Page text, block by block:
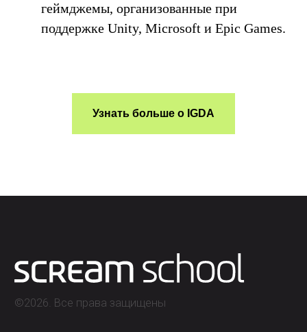
геймджемы, организованные при
поддержке Unity, Microsoft и Epic Games.
Узнать больше о IGDA
Центр дизайна Artplay
105120, Москва, ул. Нижняя Сыромятническая,
10, стр. 4, вход 4а
АНО ВО «Универсальный Университет»
Работы студентов
денежных средств
образовательной деятельности АНО ВО